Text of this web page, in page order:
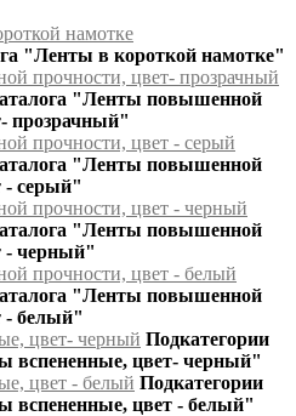
намотке
"Ленты в короткой намотке"
прочности, цвет- прозрачный
"Ленты повышенной
прозрачный"
прочности, цвет - серый
"Ленты повышенной
- серый"
прочности, цвет - черный
"Ленты повышенной
- черный"
прочности, цвет - белый
"Ленты повышенной
- белый"
цвет- черный Подкатегории
вспененные, цвет- черный"
цвет - белый Подкатегории
вспененные, цвет - белый"